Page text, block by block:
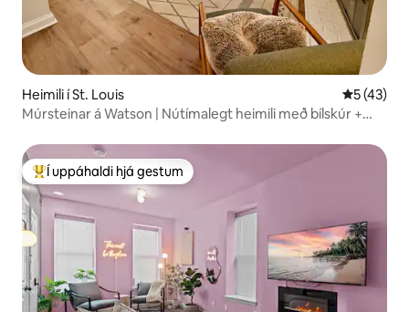
Heimili í St. Louis 5 af 5 í
5 (43)
Múrsteinar á Watson | Nútímalegt heimili með bílskúr +
Í mestu uppáhaldi hjá gestum
Í uppáhaldi hjá gestum